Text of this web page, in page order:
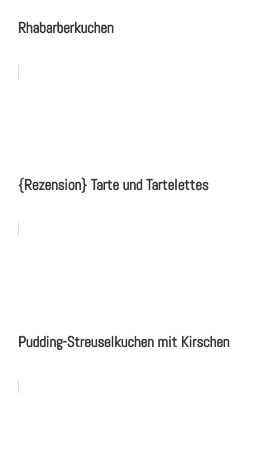
Rhabarberkuchen
{Rezension} Tarte und Tartelettes
Pudding-Streuselkuchen mit Kirschen